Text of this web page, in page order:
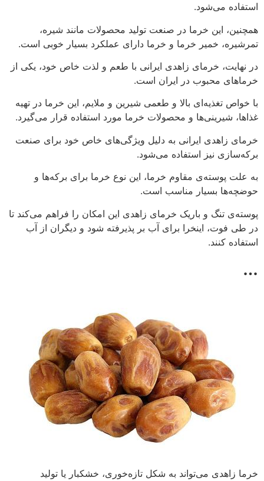
استفاده می‌شود.
همچنین، این خرما در صنعت تولید محصولات مانند شیره،
تمرشیره، خمیر خرما و خرما دارای عملکرد بسیار خوبی است.
در نهایت، خرمای زاهدی ایرانی با طعم و لذت خاص خود، یکی از
خرماهای محبوب در ایران است.
با خواص تغذیه‌ای بالا و طعمی شیرین و ملایم، این خرما در تهیه
غذاها، شیرینی‌ها و محصولات خرما مورد استفاده قرار می‌گیرد.
خرمای زاهدی ایرانی به دلیل ویژگی‌های خاص خود برای صنعت
برکه‌سازی نیز استفاده می‌شود.
به علت پوسته‌ی مقاوم خرما، این نوع خرما برای برکه‌ها و
حوضچه‌ها بسیار مناسب است.
پوسته‌ی تنگ و باریک خرمای زاهدی این امکان را فراهم می‌کند تا
در طی فوت، اینخرا برای آب بر پذیرفته شود و دیگران از آب
استفاده کنند.
…
خرما زاهدی می‌تواند به شکل تازه‌خوری، خشکبار یا تولید